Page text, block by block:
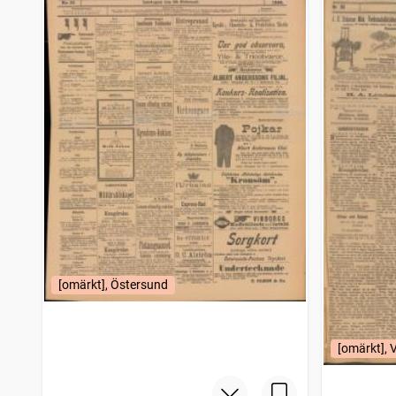
Motala tidning (1868)
träffar
Nerikes allehanda
1
träffar
Eslöfs tidning
1
träffar
Tidning för Falu län och stad
1
träffar
Västerviksposten
1
träffar
Wermlands allehanda
1
träffar
Helsingborgsposten Skåne Halland
1
träffar
Nora stads och Bergslags tidning
1
träffar
Södra Skåne (Trelleborg : 1893)
träffar
Göteborgs marknadsberättelse (1886), tidning för köpmän
1
träffar
Nationaltidningen
1
träffar
Upsalaposten
träffar
Enköpings tidning (1885)
1
träffar
Borås tidning
1
träffar
Stockholms dagblad
träffar
[omärkt], Östersund
[omärkt],